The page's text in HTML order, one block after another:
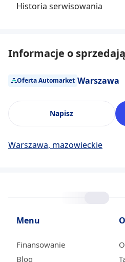
Historia serwisowania
Informacje o
Oferta Automarket Warszawa
Napisz
Warszawa, mazowieckie
Menu
Finansowanie
Blog